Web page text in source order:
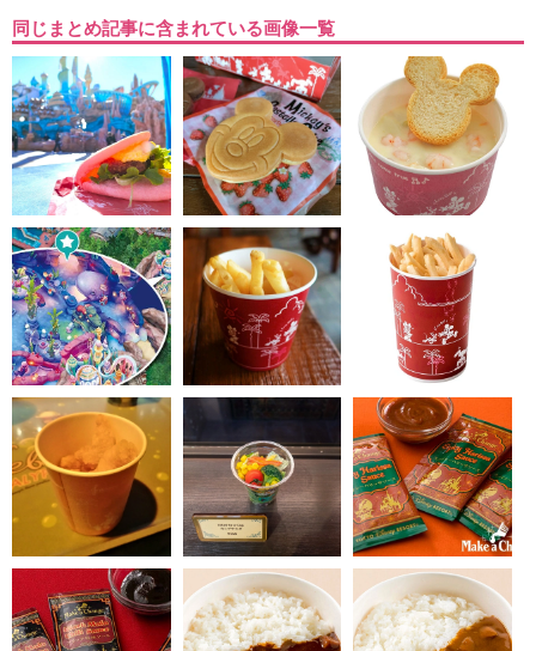
同じまとめ記事に含まれている画像一覧